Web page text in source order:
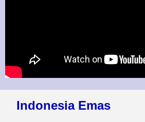
Indonesia Emas